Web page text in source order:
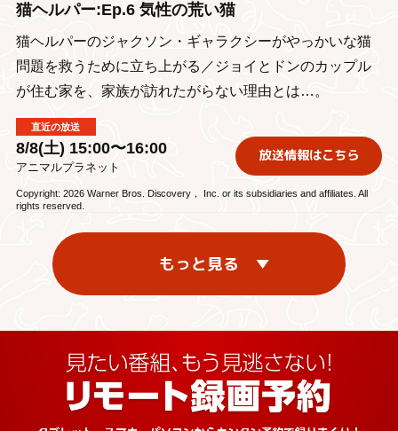
猫ヘルパー:Ep.6 気性の荒い猫
猫ヘルパーのジャクソン・ギャラクシーがやっかいな猫
問題を救うために立ち上がる／ジョイとドンのカップル
が住む家を、家族が訪れたがらない理由とは…。
直近の放送
8/8(土) 15:00〜16:00
アニマルプラネット
放送情報はこちら
Copyright: 2026 Warner Bros. Discovery， Inc. or its subsidiaries and affiliates. All
rights reserved.
もっと見る